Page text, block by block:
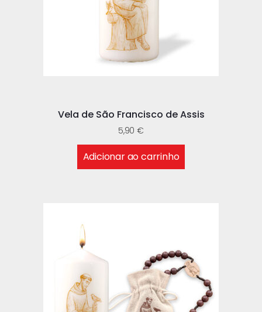
Vela de São Francisco de Assis
5,90€
Adicionar ao carrinho